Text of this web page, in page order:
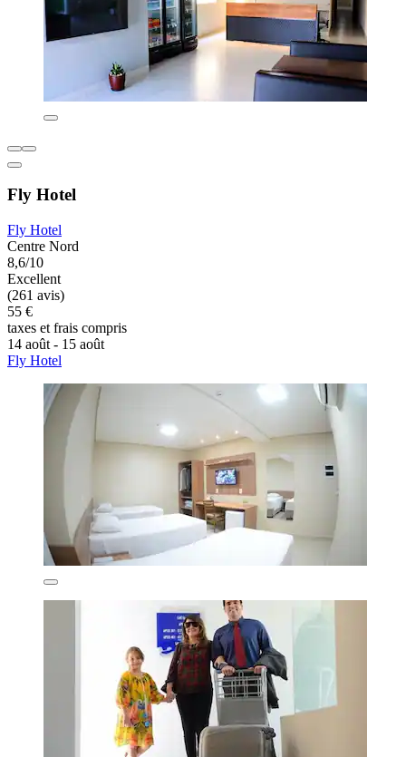
Fly Hotel
Fly Hotel
Centre Nord
8,6/10
Excellent
(261 avis)
55 €
taxes et frais compris
14 août - 15 août
Fly Hotel